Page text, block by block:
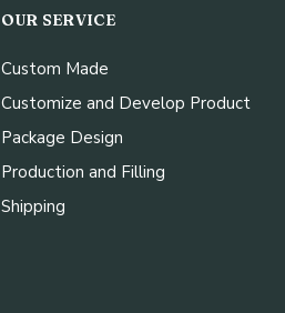
OUR SERVICE
Custom Made
Customize and Develop Product
Package Design
Production and Filling
Shipping